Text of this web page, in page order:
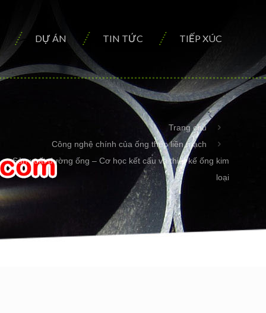
DỰ ÁN TIN TỨC TIẾP XÚC
Trang chủ
Công nghệ chính của ống thép liền mạch
Sản xuất đường ống – Cơ học kết cấu và thiết kế ống kim
loại